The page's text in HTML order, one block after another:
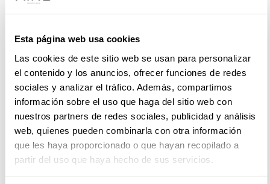
Esta página web usa cookies
Las cookies de este sitio web se usan para personalizar
el contenido y los anuncios, ofrecer funciones de redes
sociales y analizar el tráfico. Además, compartimos
información sobre el uso que haga del sitio web con
nuestros partners de redes sociales, publicidad y análisis
web, quienes pueden combinarla con otra información
que les haya proporcionado o que hayan recopilado a
partir del uso que haya hecho de sus servicios.